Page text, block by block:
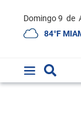
Domingo 9 de
84°F